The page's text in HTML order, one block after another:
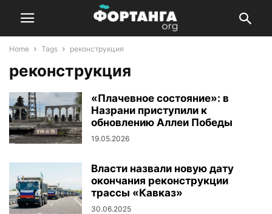
Home Tags реконструкция
реконструкция
«Плачевное состояние»: в
Назрани приступили к
обновлению Аллеи Победы
19.05.2026
Власти назвали новую дату
окончания реконструкции
трассы «Кавказ»
30.06.2025